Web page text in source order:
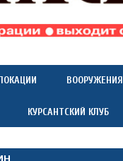
ВООРУЖЕНИЯ
КУРСАНТСКИЙ КЛУБ